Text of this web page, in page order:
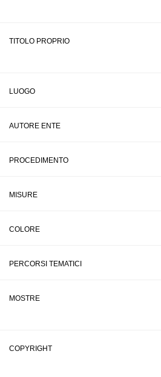
TITOLO PROPRIO
LUOGO
AUTORE ENTE
PROCEDIMENTO
MISURE
COLORE
PERCORSI TEMATICI
MOSTRE
COPYRIGHT